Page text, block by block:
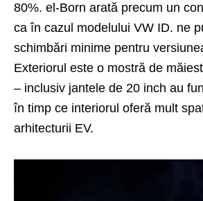
80%. el-Born arată precum un
ca în cazul modelului VW ID. ne
schimbări minime pentru
Exteriorul este o mostră de
– inclusiv jantele de 20 inch au
în timp ce interiorul oferă mult
arhitecturii EV.